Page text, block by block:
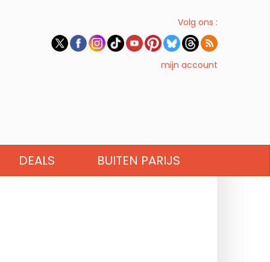
Volg ons :
mijn account
DEALS BUITEN PARIJS